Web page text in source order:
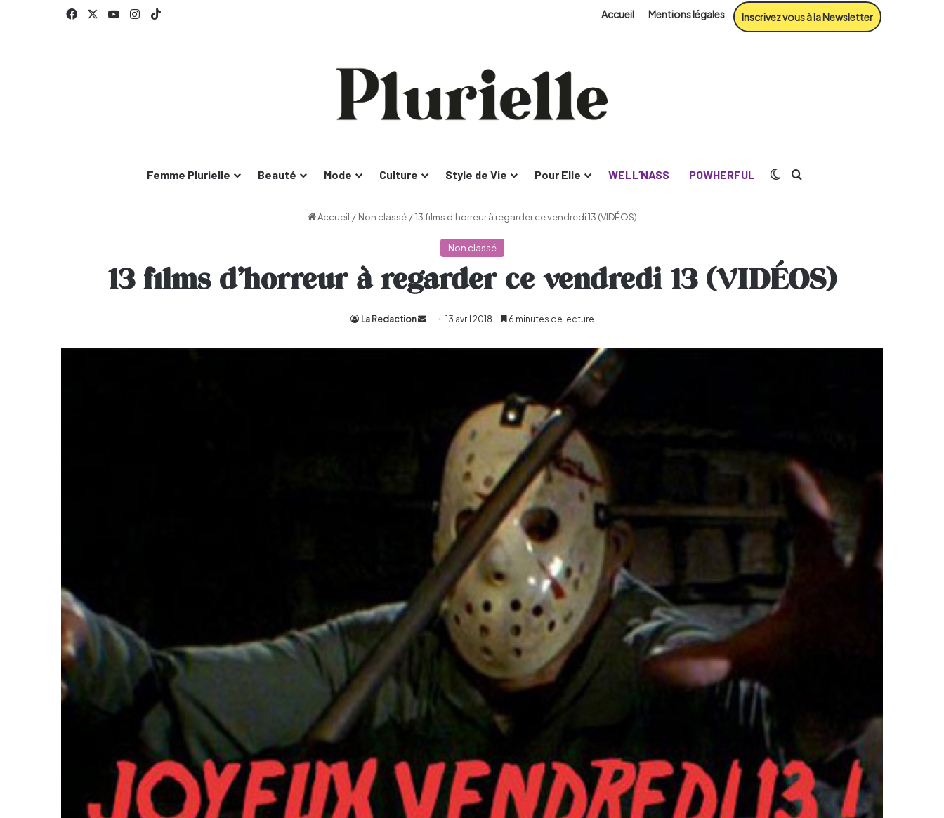
FacebookYouTubeInstagram Accueil Mentions légales Inscrivez vous à la Newsletter
Femme Plurielle Beauté Mode Culture Style de Vie Pour Elle WELL’NASS POWHERFUL Switch skin
Accueil / Non classé / 13 films d’horreur à regarder ce vendredi 13 (VIDÉOS)
Non classé
13 films d’horreur à regarder ce vendredi 13 (VIDÉOS)
La Redaction
Envoyer13 avril 2018 6 minutes de lecture